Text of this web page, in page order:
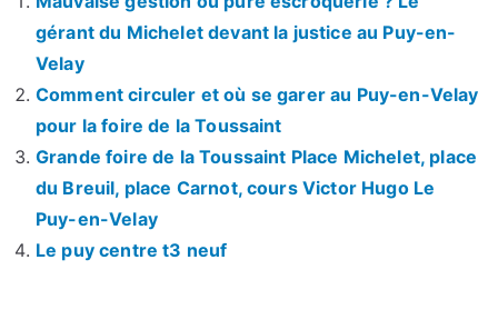
gérant du Michelet devant la justice au Puy-en-
Velay
Comment circuler et où se garer au Puy-en-Velay
pour la foire de la Toussaint
Grande foire de la Toussaint Place Michelet, place
du Breuil, place Carnot, cours Victor Hugo Le
Puy-en-Velay
Le puy centre t3 neuf